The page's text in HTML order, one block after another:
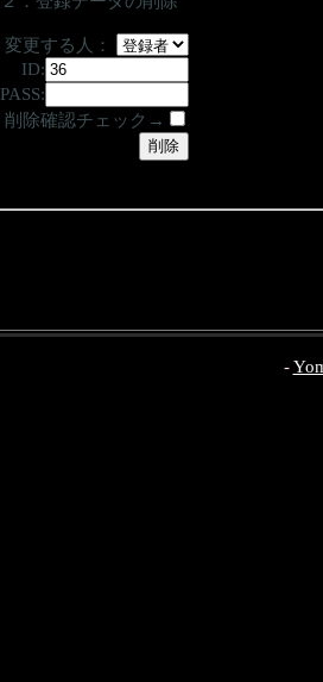
変更する人：
ID:
PASS:
削除確認チェック→
-